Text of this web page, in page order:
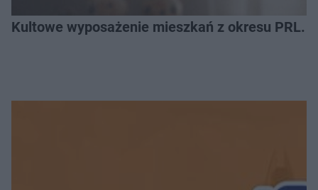
Kultowe wyposażenie mieszkań z okresu PRL.